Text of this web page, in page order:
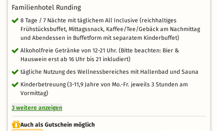
Familienhotel Runding
8 Tage / 7 Nächte mit täglichem All Inclusive (reichhaltiges
Frühstücksbuffet, Mittagssnack, Kaffee/Tee/Gebäck am Nachmittag
und Abendessen in Buffetform mit separatem Kinderbuffet)
Alkoholfreie Getränke von 12-21 Uhr. (Bitte beachten: Bier &
Hauswein erst ab 16 Uhr bis 21 inkludiert)
tägliche Nutzung des Wellnessbereiches mit Hallenbad und Sauna
Kinderbetreuung (3-11,9 Jahre von Mo.-Fr. jeweils 3 Stunden am
Vormittag)
3 weitere anzeigen
Auch als Gutschein möglich